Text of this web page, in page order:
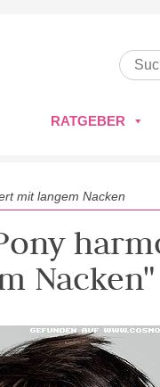
RATGEBER
mit langem Nacken
Nacken"